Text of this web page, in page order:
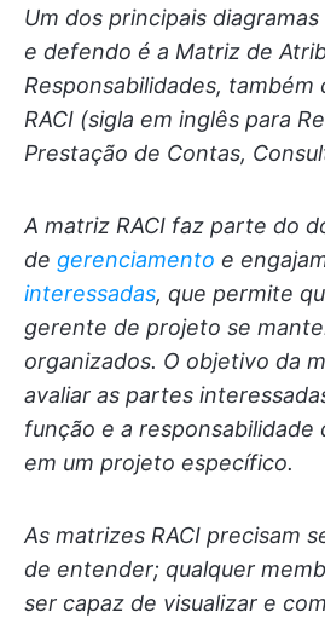
Um dos principais
e defendo é a Matriz de
Responsabilidades, também
RACI (sigla em inglês para
Prestação de Contas,
A matriz RACI faz parte do
de gerenciamento e
interessadas, que permite
gerente de projeto se
organizados. O objetivo da
avaliar as partes
função e a responsabilidade
em um projeto específico.
As matrizes RACI precisam
de entender; qualquer
ser capaz de visualizar e